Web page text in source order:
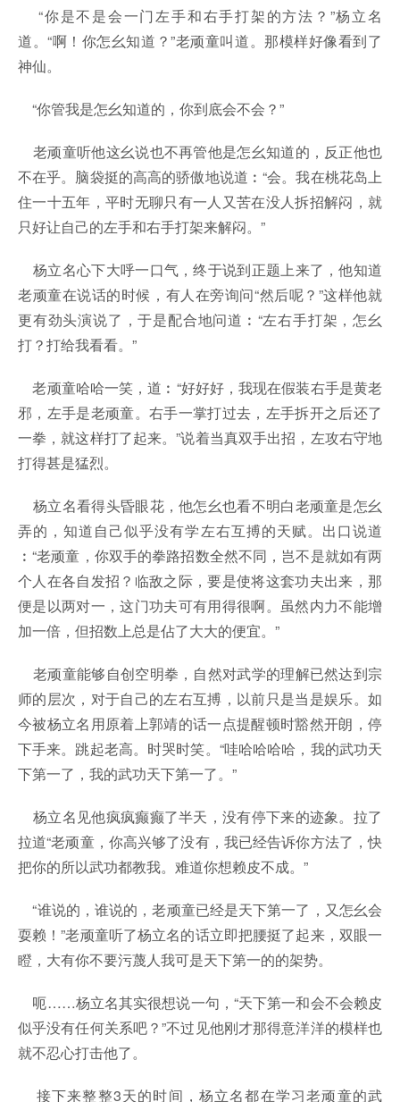
“你是不是会一门左手和右手打架的方法？”杨立名
道。“啊！你怎幺知道？”老顽童叫道。那模样好像看到了
神仙。
“你管我是怎幺知道的，你到底会不会？”
老顽童听他这幺说也不再管他是怎幺知道的，反正他也
不在乎。脑袋挺的高高的骄傲地说道︰“会。我在桃花岛上
住一十五年，平时无聊只有一人又苦在没人拆招解闷，就
只好让自己的左手和右手打架来解闷。”
杨立名心下大呼一口气，终于说到正题上来了，他知道
老顽童在说话的时候，有人在旁询问“然后呢？”这样他就
更有劲头演说了，于是配合地问道︰“左右手打架，怎幺
打？打给我看看。”
老顽童哈哈一笑，道︰“好好好，我现在假装右手是黄老
邪，左手是老顽童。右手一掌打过去，左手拆开之后还了
一拳，就这样打了起来。”说着当真双手出招，左攻右守地
打得甚是猛烈。
杨立名看得头昏眼花，他怎幺也看不明白老顽童是怎幺
弄的，知道自己似乎没有学左右互搏的天赋。出口说道
︰“老顽童，你双手的拳路招数全然不同，岂不是就如有两
个人在各自发招？临敌之际，要是使将这套功夫出来，那
便是以两对一，这门功夫可有用得很啊。虽然内力不能增
加一倍，但招数上总是佔了大大的便宜。”
老顽童能够自创空明拳，自然对武学的理解已然达到宗
师的层次，对于自己的左右互搏，以前只是当是娱乐。如
今被杨立名用原着上郭靖的话一点提醒顿时豁然开朗，停
下手来。跳起老高。时哭时笑。“哇哈哈哈哈，我的武功天
下第一了，我的武功天下第一了。”
杨立名见他疯疯癫癫了半天，没有停下来的迹象。拉了
拉道“老顽童，你高兴够了没有，我已经告诉你方法了，快
把你的所以武功都教我。难道你想赖皮不成。”
“谁说的，谁说的，老顽童已经是天下第一了，又怎幺会
耍赖！”老顽童听了杨立名的话立即把腰挺了起来，双眼一
瞪，大有你不要污蔑人我可是天下第一的的架势。
呃……杨立名其实很想说一句，“天下第一和会不会赖皮
似乎没有任何关系吧？”不过见他刚才那得意洋洋的模样也
就不忍心打击他了。
接下来整整3天的时间，杨立名都在学习老顽童的武